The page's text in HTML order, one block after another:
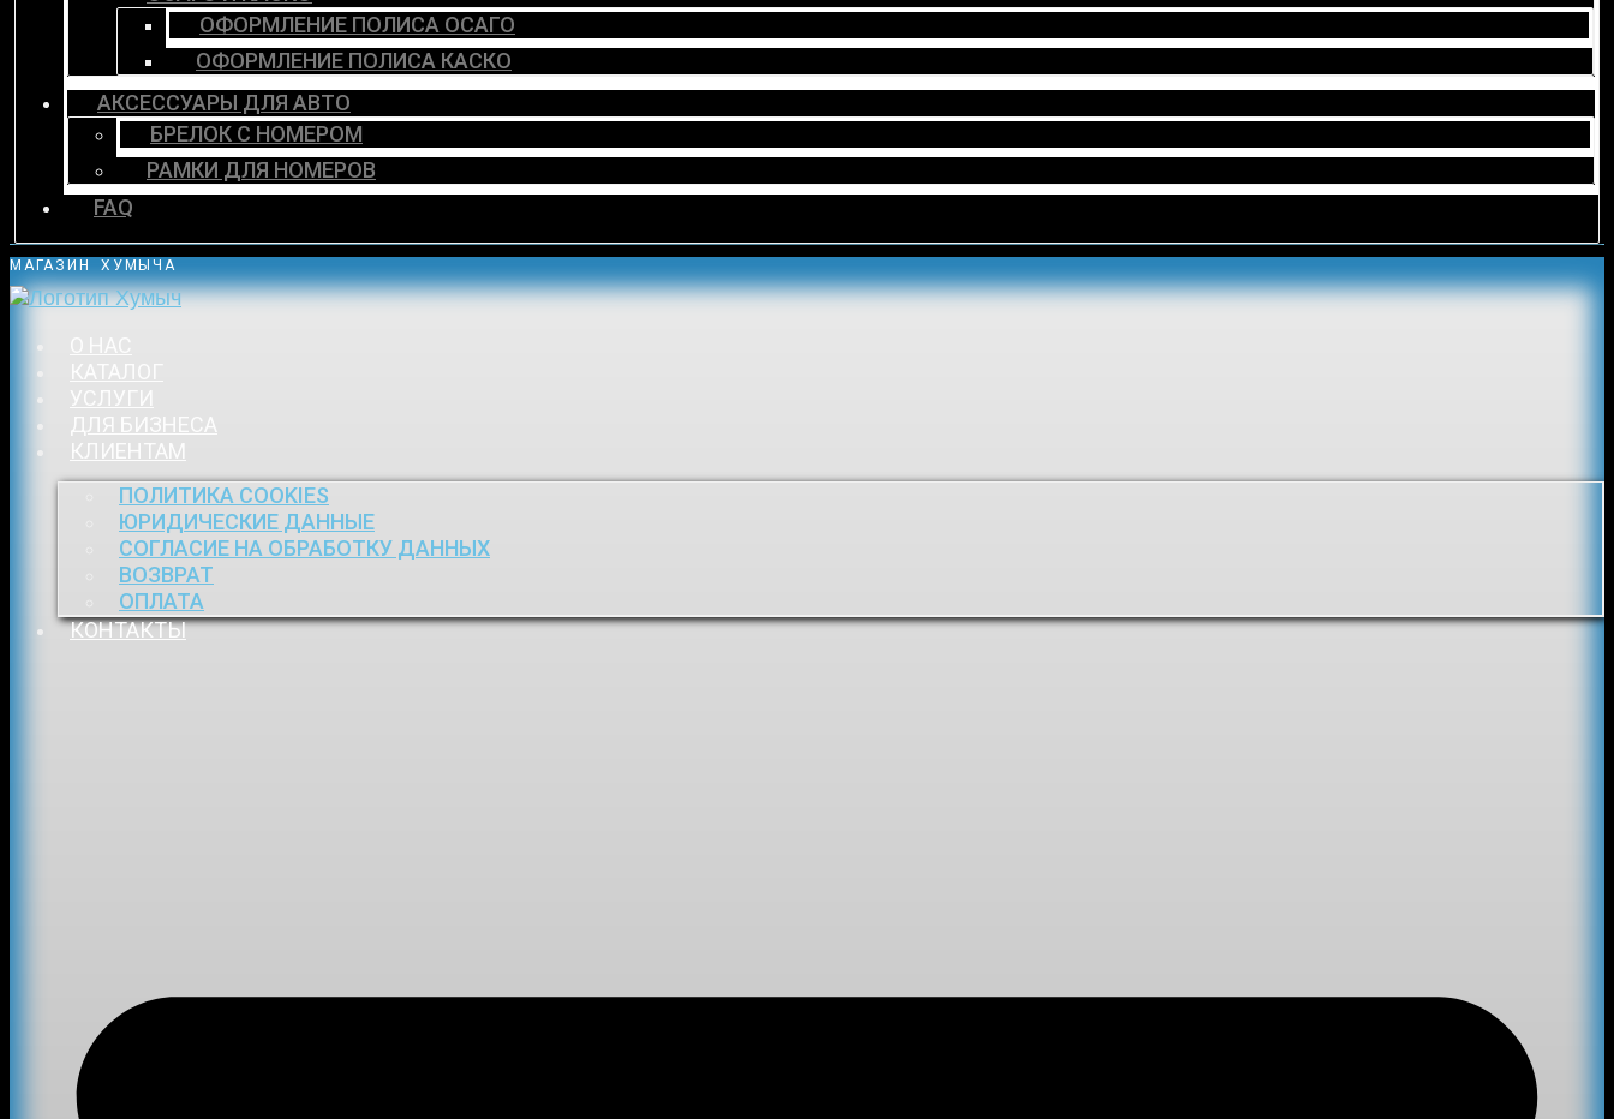
ОФОРМЛЕНИЕ ПОЛИСА ОСАГО
ОФОРМЛЕНИЕ ПОЛИСА КАСКО
АКСЕССУАРЫ ДЛЯ АВТО
БРЕЛОК С НОМЕРОМ
РАМКИ ДЛЯ НОМЕРОВ
FAQ
МАГАЗИН ХУМЫЧА
КАТАЛОГ
УСЛУГИ
ДЛЯ БИЗНЕСА
КЛИЕНТАМ
ПОЛИТИКА COOKIES
ЮРИДИЧЕСКИЕ ДАННЫЕ
СОГЛАСИЕ НА ОБРАБОТКУ ДАННЫХ
ВОЗВРАТ
ОПЛАТА
КОНТАКТЫ